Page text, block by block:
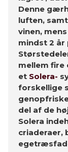
Denne
luften,
vinen,
mindst 2
mellem fire
et Solera-
forskellige
del af de
Solera
criaderaer,